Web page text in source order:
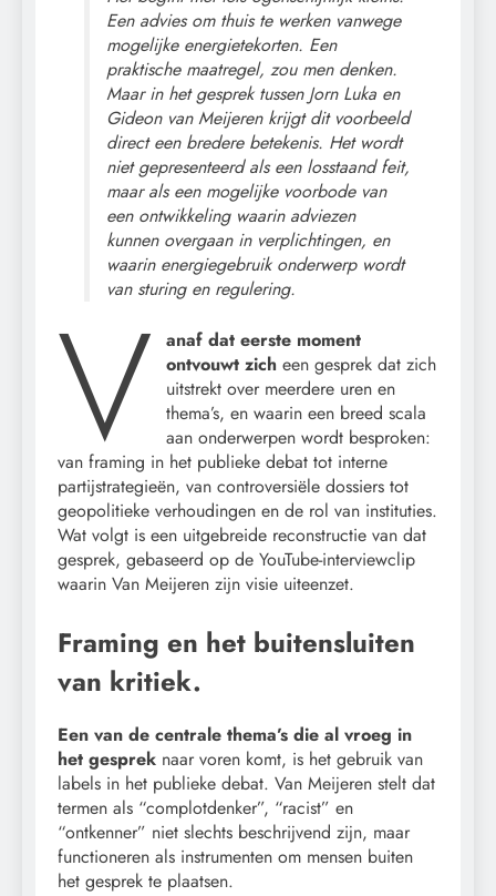
Een advies om thuis te werken vanwege
mogelijke energietekorten. Een
praktische maatregel, zou men denken.
Maar in het gesprek tussen Jorn Luka en
Gideon van Meijeren krijgt dit voorbeeld
direct een bredere betekenis. Het wordt
niet gepresenteerd als een losstaand feit,
maar als een mogelijke voorbode van
een ontwikkeling waarin adviezen
kunnen overgaan in verplichtingen, en
waarin energiegebruik onderwerp wordt
van sturing en regulering.
V
anaf dat eerste moment
ontvouwt zicheen gesprek dat zich
uitstrekt over meerdere uren en
thema’s, en waarin een breed scala
aan onderwerpen wordt besproken:
van framing in het publieke debat tot interne
partijstrategieën, van controversiële dossiers tot
geopolitieke verhoudingen en de rol van instituties.
Wat volgt is een uitgebreide reconstructie van dat
gesprek, gebaseerd op de YouTube-interviewclip
waarin Van Meijeren zijn visie uiteenzet.
Framing en het buitensluiten
van kritiek.
Een van de centrale thema’s die al vroeg in
het gesprek naar voren komt, is het gebruik van
labels in het publieke debat. Van Meijeren stelt dat
termen als “complotdenker”, “racist” en
“ontkenner” niet slechts beschrijvend zijn, maar
functioneren als instrumenten om mensen buiten
het gesprek te plaatsen.